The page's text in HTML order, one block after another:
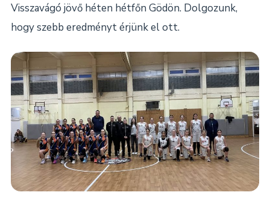
Visszavágó jövő héten hétfőn Gödön. Dolgozunk,
hogy szebb eredményt érjünk el ott.